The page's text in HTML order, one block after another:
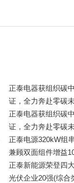
正泰电器获组织碳
证，全力奔赴零碳
正泰电器获组织碳
证，全力奔赴零碳
正泰电源320kW组
兼顾双面组件增益
正泰新能源荣登四
光伏企业20强(综合